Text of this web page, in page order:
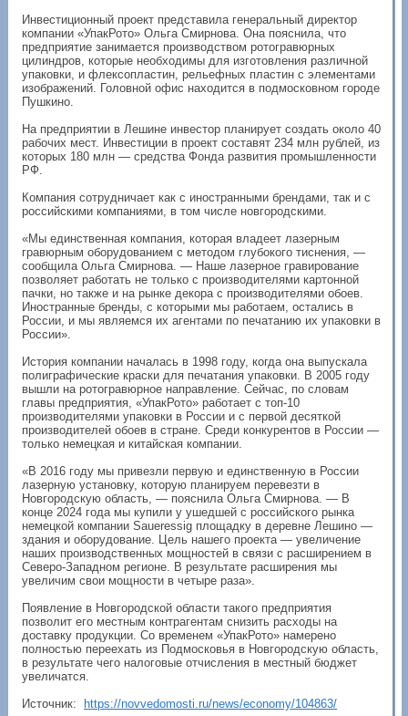
Инвестиционный проект представила генеральный директор
компании «УпакРото» Ольга Смирнова. Она пояснила, что
предприятие занимается производством ротогравюрных
цилиндров, которые необходимы для изготовления различной
упаковки, и флексопластин, рельефных пластин с элементами
изображений. Головной офис находится в подмосковном городе
Пушкино.
На предприятии в Лешине инвестор планирует создать около 40
рабочих мест. Инвестиции в проект составят 234 млн рублей, из
которых 180 млн — средства Фонда развития промышленности
РФ.
Компания сотрудничает как с иностранными брендами, так и с
российскими компаниями, в том числе новгородскими.
«Мы единственная компания, которая владеет лазерным
гравюрным оборудованием с методом глубокого тиснения, —
сообщила Ольга Смирнова. — Наше лазерное гравирование
позволяет работать не только с производителями картонной
пачки, но также и на рынке декора с производителями обоев.
Иностранные бренды, с которыми мы работаем, остались в
России, и мы являемся их агентами по печатанию их упаковки в
России».
История компании началась в 1998 году, когда она выпускала
полиграфические краски для печатания упаковки. В 2005 году
вышли на ротогравюрное направление. Сейчас, по словам
главы предприятия, «УпакРото» работает с топ-10
производителями упаковки в России и с первой десяткой
производителей обоев в стране. Среди конкурентов в России —
только немецкая и китайская компании.
«В 2016 году мы привезли первую и единственную в России
лазерную установку, которую планируем перевезти в
Новгородскую область, — пояснила Ольга Смирнова. — В
конце 2024 года мы купили у ушедшей с российского рынка
немецкой компании Saueressig площадку в деревне Лешино —
здания и оборудование. Цель нашего проекта — увеличение
наших производственных мощностей в связи с расширением в
Северо-Западном регионе. В результате расширения мы
увеличим свои мощности в четыре раза».
Появление в Новгородской области такого предприятия
позволит его местным контрагентам снизить расходы на
доставку продукции. Со временем «УпакРото» намерено
полностью переехать из Подмосковья в Новгородскую область,
в результате чего налоговые отчисления в местный бюджет
увеличатся.
Источник:
https://novvedomosti.ru/news/economy/104863/